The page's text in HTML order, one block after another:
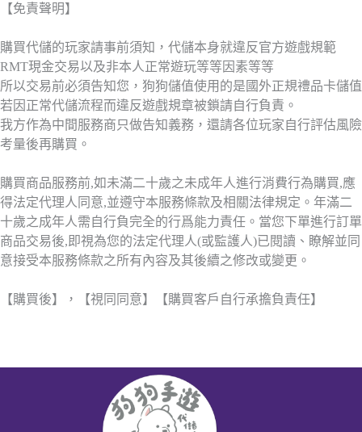
【免責聲明】
購買代儲的玩家請事前須知，代儲本身就違反官方遊戲規範
RMT現金交易以及非本人正常遊玩等等因素等等
所以交易前必須告知您，狗狗儲值使用的是國外正規禮品卡儲值
若因正常代儲流程而違反遊戲規章被鎖請自行負責。
我方作為中間服務商只做告知義務，還請各位玩家自行評估風險
考量後再購買。
購買商品服務前,如未滿二十歲之未成年人進行消費行為購買,應
得法定代理人同意,並遵守本服務條款及相關法律規定。年滿二
十歲之成年人需自行負完全的行爲能力責任。當您下單進行訂單
商品交易後,即視為您的法定代理人(或監護人)已閱讀、瞭解並同
意接受本服務條款之所有內容及其後續之修改或變更。
【購買後】，【視同同意】【購買客戶自行承擔負責任】